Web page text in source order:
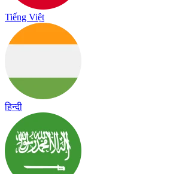
Tiếng Việt
हिन्दी